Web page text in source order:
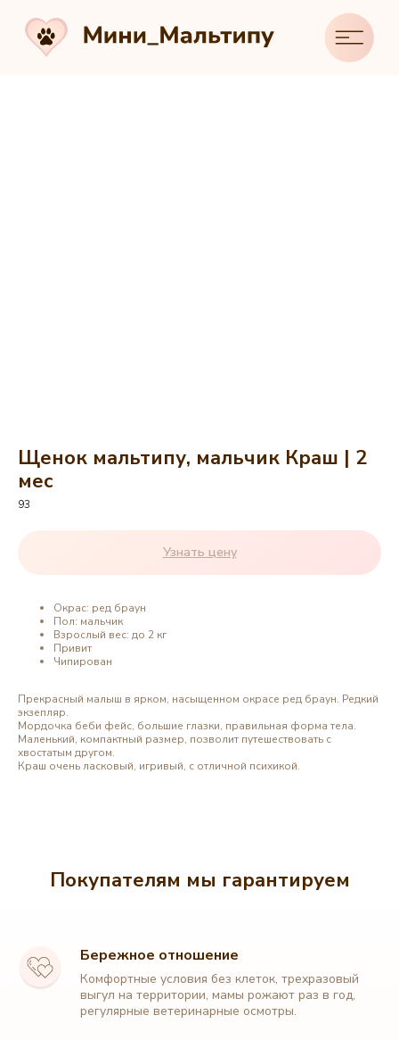
Щенок мальтипу, мальчик Краш | 2
мес
93
Узнать цену
Окрас: ред браун
Пол: мальчик
Взрослый вес: до 2 кг
Привит
Чипирован
Прекрасный малыш в ярком, насыщенном окрасе ред браун. Редкий
экзепляр.
Мордочка беби фейс, большие глазки, правильная форма тела.
Маленький, компактный размер, позволит путешествовать с
хвостатым другом.
Краш очень ласковый, игривый, с отличной психикой.
Покупателям мы гарантируем
Бережное отношение
Комфортные условия без клеток, трехразовый
выгул на территории, мамы рожают раз в год,
регулярные ветеринарные осмотры.